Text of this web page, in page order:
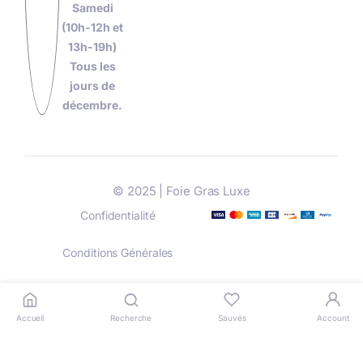
Accueil Recherche Sauvés Account
Samedi
(10h-12h et
13h-19h)
Tous les
jours de
décembre.
© 2025 | Foie Gras Luxe
Confidentialité
Conditions Générales